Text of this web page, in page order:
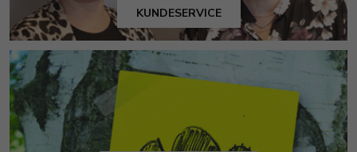
KUNDESERVICE